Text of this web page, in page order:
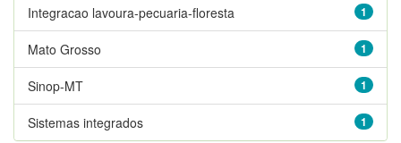
1
Integracao lavoura-pecuaria-floresta
1
Mato Grosso
1
Sinop-MT
1
Sistemas integrados